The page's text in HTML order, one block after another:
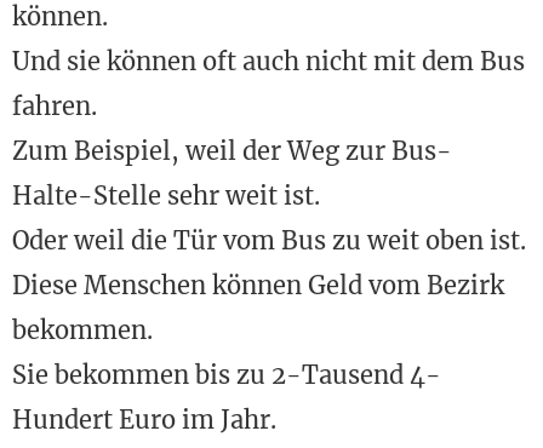
können.
Und sie können oft auch nicht mit dem Bus
fahren.
Zum Beispiel, weil der Weg zur Bus-
Halte-Stelle sehr weit ist.
Oder weil die Tür vom Bus zu weit oben ist.
Diese Menschen können Geld vom Bezirk
bekommen.
Sie bekommen bis zu 2-Tausend 4-
Hundert Euro im Jahr.